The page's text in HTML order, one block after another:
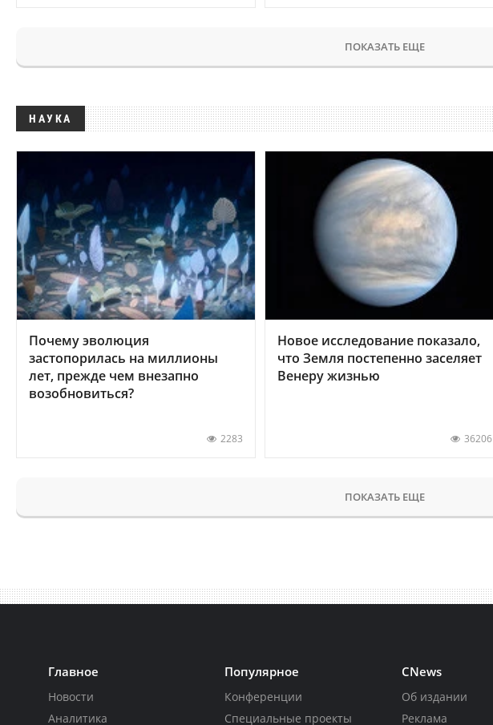
ПОКАЗАТЬ ЕЩЕ
НАУКА
Почему эволюция
застопорилась на миллионы
лет, прежде чем внезапно
возобновиться?
2283
Новое исследование показало,
что Земля постепенно заселяет
Венеру жизнью
36206
ПОКАЗАТЬ ЕЩЕ
Главное
Новости
Аналитика
Популярное
Конференции
Специальные проекты
CNews
Об издании
Реклама